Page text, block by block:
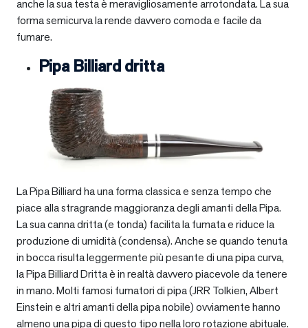
anche la sua testa è meravigliosamente arrotondata. La sua
forma semicurva la rende davvero comoda e facile da
fumare.
Pipa Billiard dritta
La Pipa Billiard ha una forma classica e senza tempo che
piace alla stragrande maggioranza degli amanti della Pipa.
La sua canna dritta (e tonda) facilita la fumata e riduce la
produzione di umidità (condensa). Anche se quando tenuta
in bocca risulta leggermente più pesante di una pipa curva,
la Pipa Billiard Dritta è in realtà davvero piacevole da tenere
in mano. Molti famosi fumatori di pipa (JRR Tolkien, Albert
Einstein e altri amanti della pipa nobile) ovviamente hanno
almeno una pipa di questo tipo nella loro rotazione abituale.